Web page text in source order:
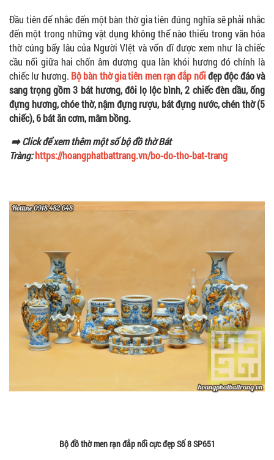
Đầu tiên để nhắc đến một bàn thờ gia tiên đúng nghĩa sẽ phải nhắc
đến một trong những vật dụng không thể nào thiếu trong văn hóa
thờ cúng bấy lâu của Người VIệt và vốn dĩ được xem như là chiếc
cầu nối giữa hai chốn âm dương qua làn khói hương đó chính là
chiếc lư hương. Bộ bàn thờ gia tiên men rạn đắp nổiđẹp độc đáo và
sang trọng gồm 3 bát hương, đôi lọ lộc bình, 2 chiếc đèn dầu, ống
đựng hương, chóe thờ, nậm đựng rượu, bát đựng nước, chén thờ (5
chiếc), 6 bát ăn cơm, mâm bồng.
➡️ Click để xem thêm một số bộ đồ thờ Bát
Tràng:https://hoangphatbattrang.vn/bo-do-tho-bat-trang
Bộ đồ thờ men rạn đắp nổi cực đẹp Số 8 SP651